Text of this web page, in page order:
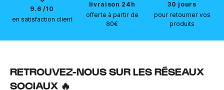
9.6 /10
en satisfaction client
livraison 24h
offerte à partir de
80€
30 jours
pour retourner vos
produits
RETROUVEZ-NOUS SUR LES RÉSEAUX
SOCIAUX 🔥